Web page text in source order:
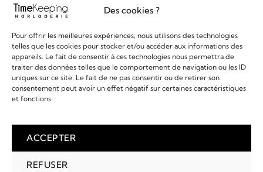
Des cookies ?
Pour offrir les meilleures expériences, nous utilisons des technologies
telles que les cookies pour stocker et/ou accéder aux informations des
appareils. Le fait de consentir à ces technologies nous permettra de
traiter des données telles que le comportement de navigation ou les ID
uniques sur ce site. Le fait de ne pas consentir ou de retirer son
consentement peut avoir un effet négatif sur certaines caractéristiques
et fonctions.
ACCEPTER
REFUSER
02 31 47 49 97
contact@timekeeping.fr
Liens utiles
2026 © TIMEKEEPING - Réalisé par